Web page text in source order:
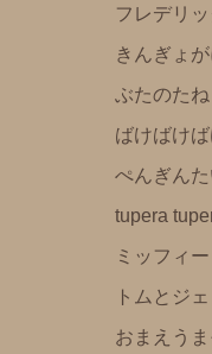
フレデリ
きんぎょ
ぶたのたね
ばけばけ
ぺんぎんた
tupera
ミッフィ
トムとジ
おまえう